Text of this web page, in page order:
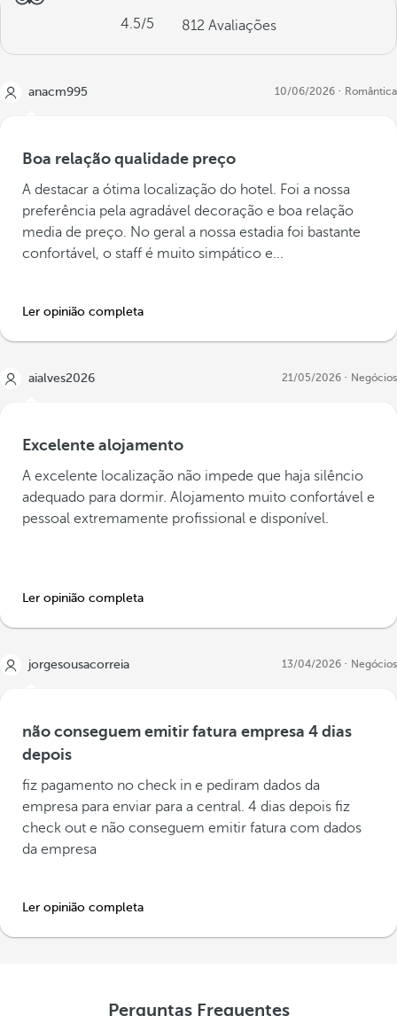
4.5/5 812 Avaliações
anacm995 10/06/2026 Romântica
Boa relação qualidade preço
A destacar a ótima localização do hotel. Foi a nossa
preferência pela agradável decoração e boa relação
media de preço. No geral a nossa estadia foi bastante
confortável, o staff é muito simpático e...
Ler opinião completa
aialves2026 21/05/2026 Negócios
Excelente alojamento
A excelente localização não impede que haja silêncio
adequado para dormir. Alojamento muito confortável e
pessoal extremamente profissional e disponível.
Ler opinião completa
jorgesousacorreia 13/04/2026 Negócios
não conseguem emitir fatura empresa 4 dias
depois
fiz pagamento no check in e pediram dados da
empresa para enviar para a central. 4 dias depois fiz
check out e não conseguem emitir fatura com dados
da empresa
Ler opinião completa
Perguntas Frequentes